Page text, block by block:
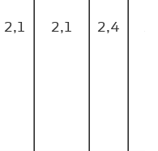
2,1 2,1 2,4